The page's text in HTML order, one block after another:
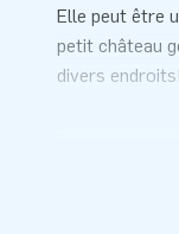
Elle peut être
petit château
divers endroits!
Acheter en